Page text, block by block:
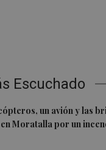
Escuchado
un avión y las
Moratalla por un